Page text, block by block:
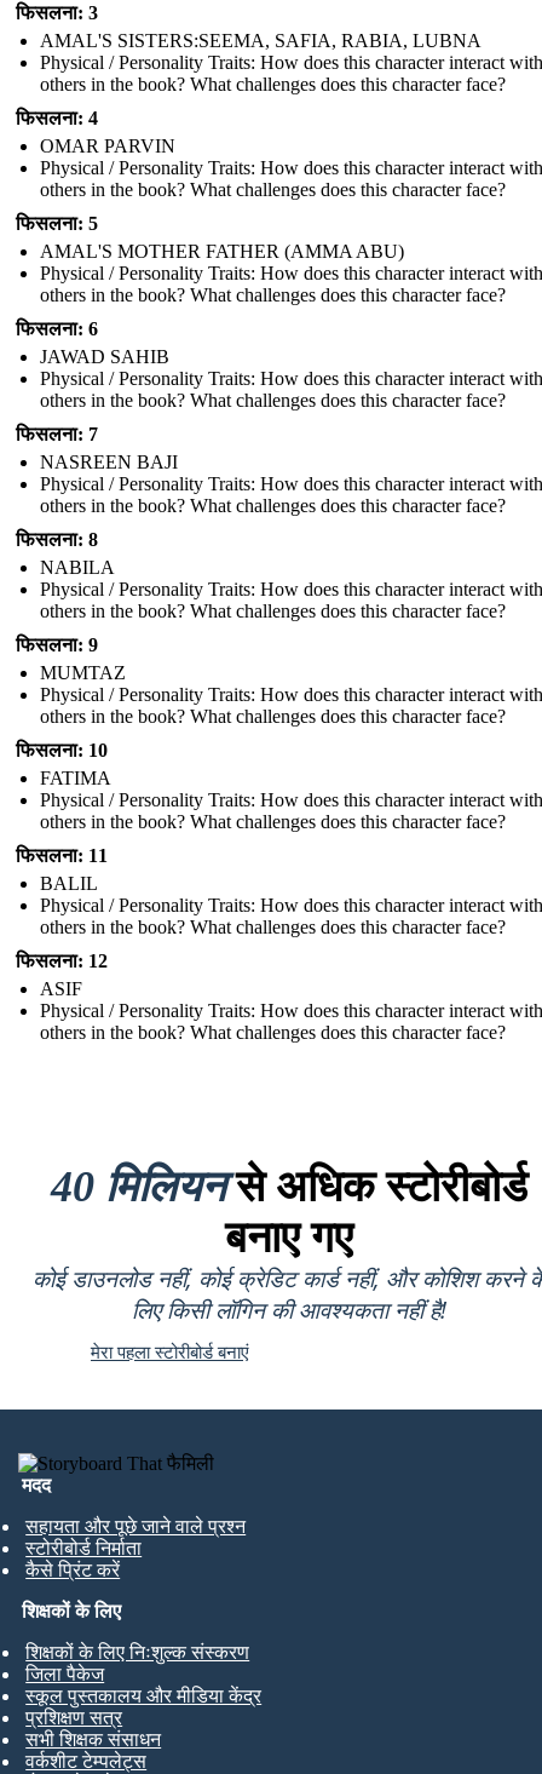
फिसलना: 3
AMAL'S SISTERS:SEEMA, SAFIA, RABIA, LUBNA
Physical / Personality Traits: How does this character interact with
others in the book? What challenges does this character face?
फिसलना: 4
OMAR PARVIN
Physical / Personality Traits: How does this character interact with
others in the book? What challenges does this character face?
फिसलना: 5
AMAL'S MOTHER FATHER (AMMA ABU)
Physical / Personality Traits: How does this character interact with
others in the book? What challenges does this character face?
फिसलना: 6
JAWAD SAHIB
Physical / Personality Traits: How does this character interact with
others in the book? What challenges does this character face?
फिसलना: 7
NASREEN BAJI
Physical / Personality Traits: How does this character interact with
others in the book? What challenges does this character face?
फिसलना: 8
NABILA
Physical / Personality Traits: How does this character interact with
others in the book? What challenges does this character face?
फिसलना: 9
MUMTAZ
Physical / Personality Traits: How does this character interact with
others in the book? What challenges does this character face?
फिसलना: 10
FATIMA
Physical / Personality Traits: How does this character interact with
others in the book? What challenges does this character face?
फिसलना: 11
BALIL
Physical / Personality Traits: How does this character interact with
others in the book? What challenges does this character face?
फिसलना: 12
ASIF
Physical / Personality Traits: How does this character interact with
others in the book? What challenges does this character face?
40 मिलियनसे अधिक स्टोरीबोर्ड
बनाए गए
कोई डाउनलोड नहीं, कोई क्रेडिट कार्ड नहीं, और कोशिश करने
लिए किसी लॉगिन की आवश्यकता नहीं है!
मेरा पहला स्टोरीबोर्ड बनाएं
मदद
सहायता और पूछे जाने वाले प्रश्न
स्टोरीबोर्ड निर्माता
कैसे प्रिंट करें
शिक्षकों के लिए
शिक्षकों के लिए निःशुल्क संस्करण
जिला पैकेज
स्कूल पुस्तकालय और मीडिया केंद्र
प्रशिक्षण सत्र
सभी शिक्षक संसाधन
वर्कशीट टेम्पलेट्स